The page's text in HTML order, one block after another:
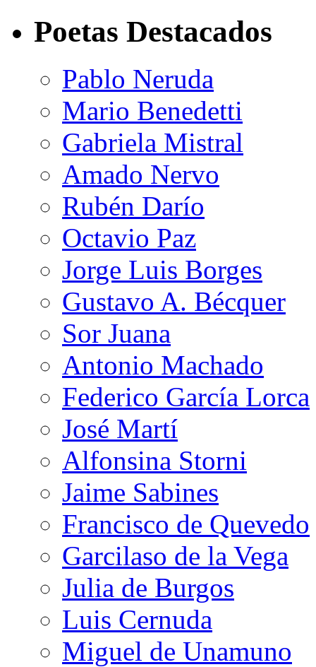
Poetas Destacados
Pablo Neruda
Mario Benedetti
Gabriela Mistral
Amado Nervo
Rubén Darío
Octavio Paz
Jorge Luis Borges
Gustavo A. Bécquer
Sor Juana
Antonio Machado
Federico García Lorca
José Martí
Alfonsina Storni
Jaime Sabines
Francisco de Quevedo
Garcilaso de la Vega
Julia de Burgos
Luis Cernuda
Miguel de Unamuno